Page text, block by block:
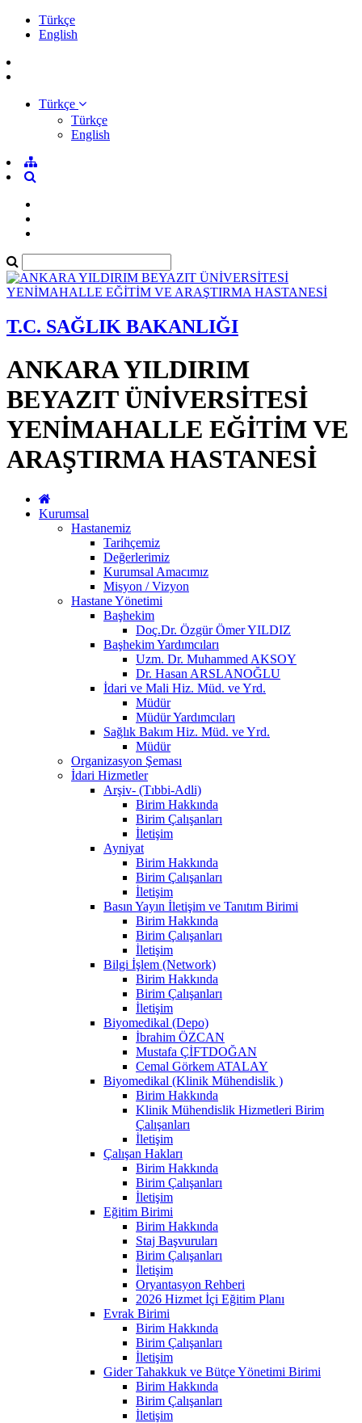
Türkçe
English
Türkçe
Türkçe
English
T.C. SAĞLIK BAKANLIĞI
ANKARA YILDIRIM
BEYAZIT ÜNİVERSİTESİ
YENİMAHALLE EĞİTİM VE
ARAŞTIRMA HASTANESİ
Kurumsal
Hastanemiz
Tarihçemiz
Değerlerimiz
Kurumsal Amacımız
Misyon / Vizyon
Hastane Yönetimi
Başhekim
Doç.Dr. Özgür Ömer YILDIZ
Başhekim Yardımcıları
Uzm. Dr. Muhammed AKSOY
Dr. Hasan ARSLANOĞLU
İdari ve Mali Hiz. Müd. ve Yrd.
Müdür
Müdür Yardımcıları
Sağlık Bakım Hiz. Müd. ve Yrd.
Müdür
Organizasyon Şeması
İdari Hizmetler
Arşiv- (Tıbbi-Adli)
Birim Hakkında
Birim Çalışanları
İletişim
Ayniyat
Birim Hakkında
Birim Çalışanları
İletişim
Basın Yayın İletişim ve Tanıtım Birimi
Birim Hakkında
Birim Çalışanları
İletişim
Bilgi İşlem (Network)
Birim Hakkında
Birim Çalışanları
İletişim
Biyomedikal (Depo)
İbrahim ÖZCAN
Mustafa ÇİFTDOĞAN
Cemal Görkem ATALAY
Biyomedikal (Klinik Mühendislik )
Birim Hakkında
Klinik Mühendislik Hizmetleri Birim
Çalışanları
İletişim
Çalışan Hakları
Birim Hakkında
Birim Çalışanları
İletişim
Eğitim Birimi
Birim Hakkında
Staj Başvuruları
Birim Çalışanları
İletişim
Oryantasyon Rehberi
2026 Hizmet İçi Eğitim Planı
Evrak Birimi
Birim Hakkında
Birim Çalışanları
İletişim
Gider Tahakkuk ve Bütçe Yönetimi Birimi
Birim Hakkında
Birim Çalışanları
İletişim